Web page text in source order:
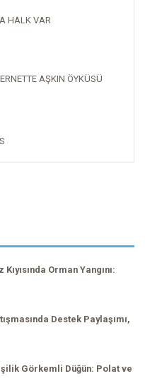
HALK VAR
AŞKIN ÖYKÜSÜ
Orman Yangını:
Destek Paylaşımı,
Görkemli Düğün: Polat ve